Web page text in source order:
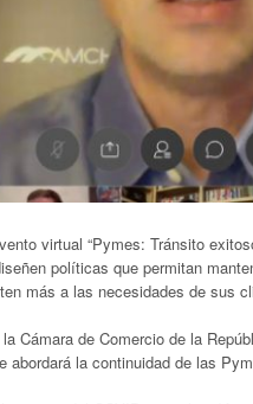
virtual “Pymes: Tránsito
políticas que permitan
más a las necesidades de sus
Cámara de Comercio de la
abordará la continuidad de las